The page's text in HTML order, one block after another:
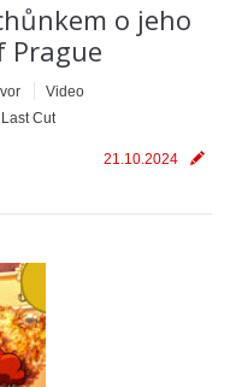
o jeho
Prague
Video
Cut
21.10.2024